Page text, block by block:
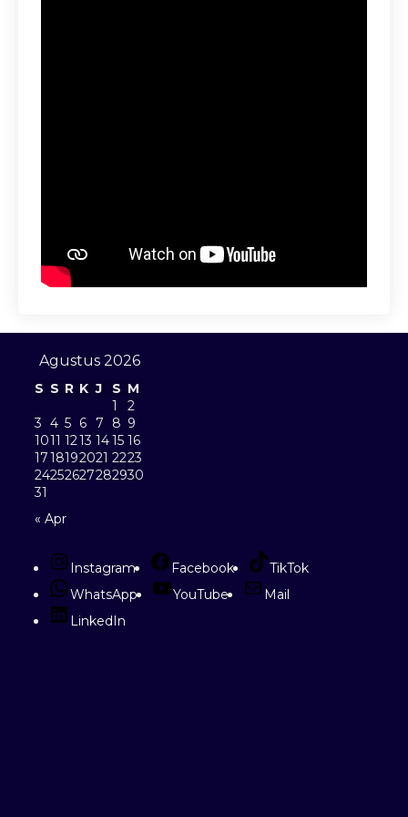
Agustus 2026
S S R K J S M
1
2
3 4 5 6 7 8 9
1011 1213 1415 16
1718192021 2223
24252627282930
31
« Apr
Instagram Facebook
TikTok
WhatsApp
YouTube
Mail
LinkedIn